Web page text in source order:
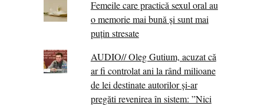
Femeile care practică sexul oral au
o memorie mai bună și sunt mai
puțin stresate
AUDIO// Oleg Gutium, acuzat că
ar fi controlat ani la rând milioane
de lei destinate autorilor și-ar
pregăti revenirea în sistem: ”Nici